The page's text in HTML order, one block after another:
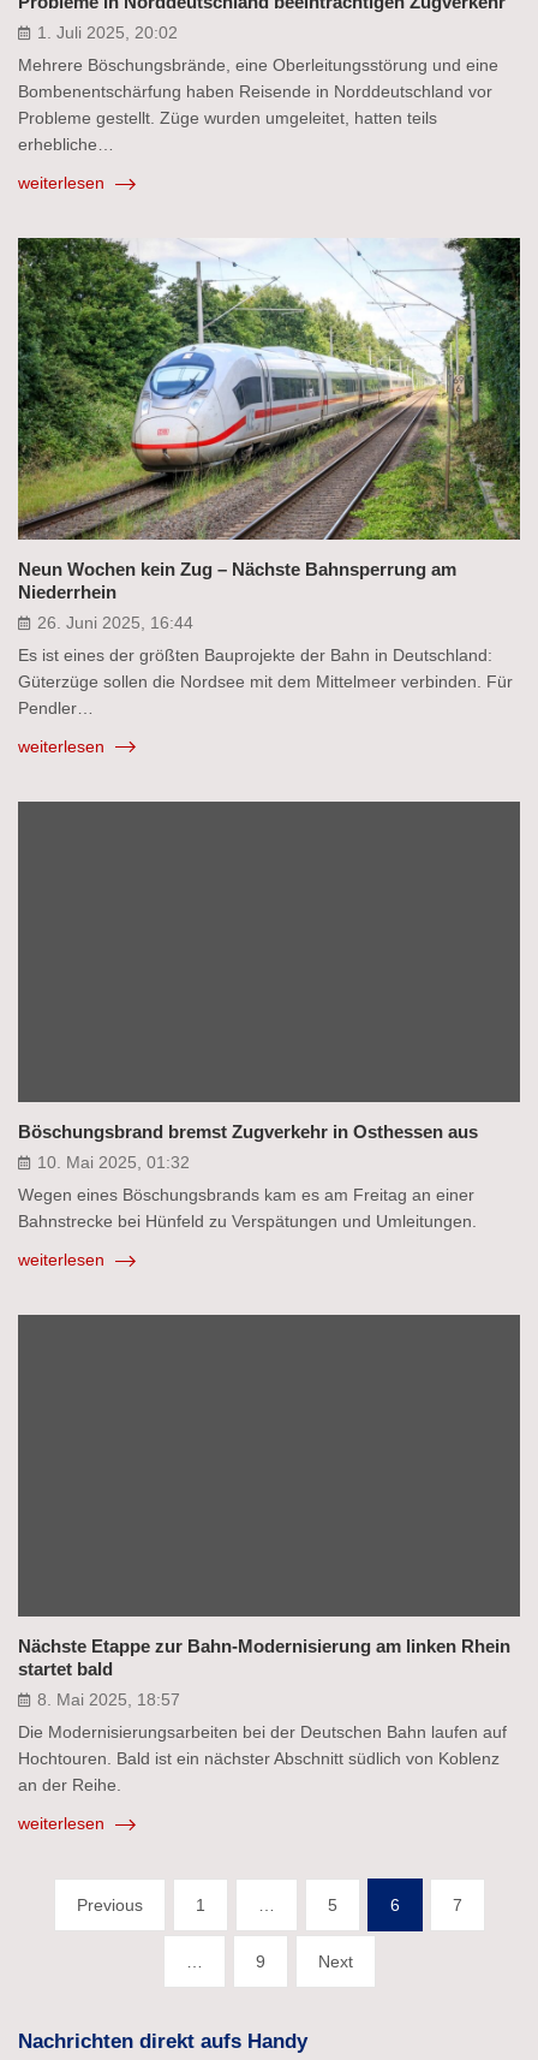
1. Juli 2025, 20:02
Mehrere Böschungsbrände, eine Oberleitungsstörung und eine
Bombenentschärfung haben Reisende in Norddeutschland vor
Probleme gestellt. Züge wurden umgeleitet, hatten teils
erhebliche…
weiterlesen
Neun Wochen kein Zug – Nächste Bahnsperrung am
Niederrhein
26. Juni 2025, 16:44
Es ist eines der größten Bauprojekte der Bahn in Deutschland:
Güterzüge sollen die Nordsee mit dem Mittelmeer verbinden. Für
Pendler…
weiterlesen
Böschungsbrand bremst Zugverkehr in Osthessen aus
10. Mai 2025, 01:32
Wegen eines Böschungsbrands kam es am Freitag an einer
Bahnstrecke bei Hünfeld zu Verspätungen und Umleitungen.
weiterlesen
Nächste Etappe zur Bahn-Modernisierung am linken Rhein
startet bald
8. Mai 2025, 18:57
Die Modernisierungsarbeiten bei der Deutschen Bahn laufen auf
Hochtouren. Bald ist ein nächster Abschnitt südlich von Koblenz
an der Reihe.
weiterlesen
Seitennummerierung
der
Previous 1 5 6 7
9 Next
Nachrichten direkt aufs Handy